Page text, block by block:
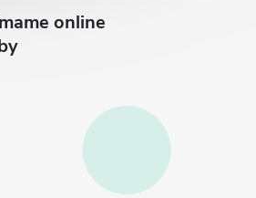
online